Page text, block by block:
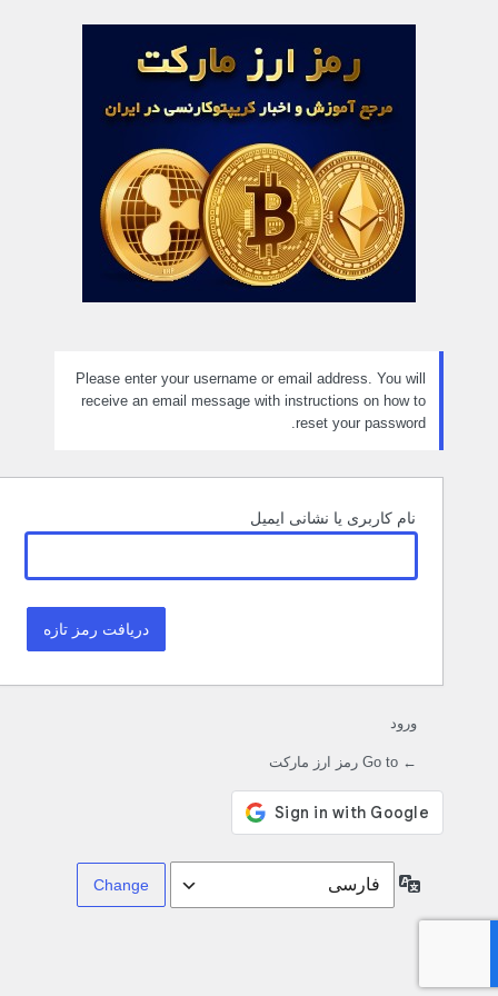
Please enter your username or email address. You will
receive an email message with instructions on how to
reset your password.
نام کاربری یا نشانی ایمیل
ورود
← Go to رمز ارز مارکت
زبان